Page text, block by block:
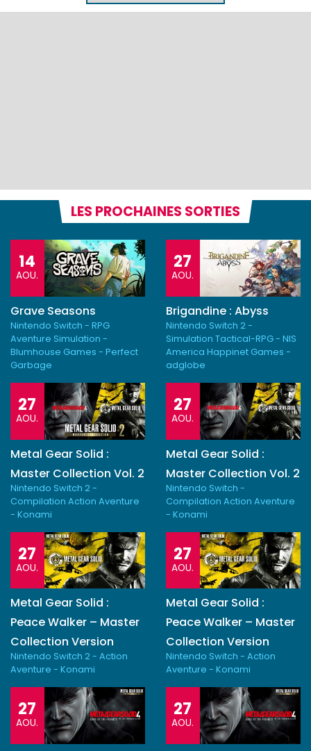
LES PROCHAINES SORTIES
14
AOU.
Grave Seasons
Nintendo Switch - RPG
Aventure Simulation -
Blumhouse Games - Perfect
Garbage
27
AOU.
Brigandine : Abyss
Nintendo Switch 2 -
Simulation Tactical-RPG - NIS
America Happinet Games -
adglobe
27
AOU.
Metal Gear Solid :
Master Collection Vol. 2
Nintendo Switch 2 -
Compilation Action Aventure
- Konami
27
AOU.
Metal Gear Solid :
Master Collection Vol. 2
Nintendo Switch -
Compilation Action Aventure
- Konami
27
AOU.
Metal Gear Solid :
Peace Walker – Master
Collection Version
Nintendo Switch 2 - Action
Aventure - Konami
27
AOU.
Metal Gear Solid :
Peace Walker – Master
Collection Version
Nintendo Switch - Action
Aventure - Konami
27
AOU.
27
AOU.